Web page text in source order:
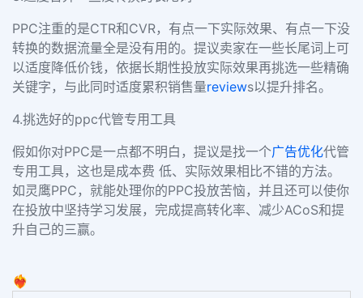
PPC注重的是CTR和CVR，有点一下实际效果、有点一下没
转换的数据流量全是没有用的。提议卖家在一些长尾词上可
以适度降低价钱，依据长期性投放实际效果再挑选一些精确
关键字，与此同时适度累积销售量reviews以提升排名。
4.挑选好的ppc代管专用工具
假如你对PPC是一点都不明白，提议是找一个广告优化代管
专用工具，这也是成本费 低、实际效果相比不错的方法。
如灵鹰PPC ，就能处理你的PPC投放苦恼，并且还可以使你
在投放中坚持学习发展，完成提高转化率、减少ACoS和提
升自己的三赢。
❤️‍🔥